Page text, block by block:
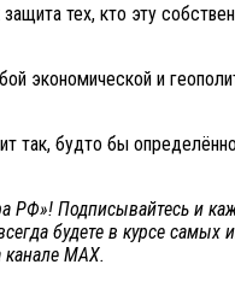
тех, кто эту
экономической и
так, будто бы
РФ»! Подписывайтесь и
будете в курсе
канале МАХ.